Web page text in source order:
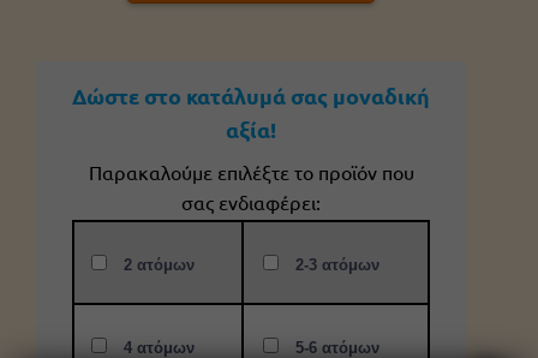
Δώστε στο κατάλυμά σας μοναδική
αξία!
Παρακαλούμε επιλέξτε το προϊόν που
σας ενδιαφέρει:
2 ατόμων 2-3 ατόμων
4 ατόμων 5-6 ατόμων